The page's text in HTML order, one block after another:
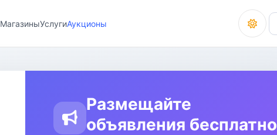
МагазиныУслугиАукционы
Размещайте
объявления бесплатно